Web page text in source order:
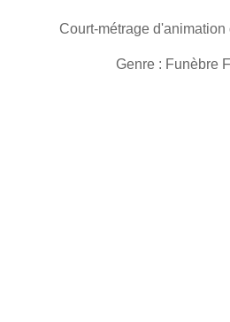
Court-métrage d'animation
Genre : Funèbre